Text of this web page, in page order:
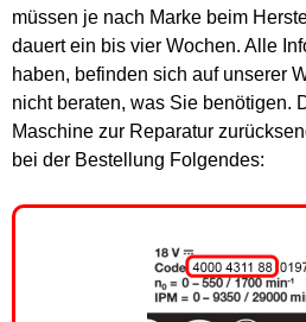
müssen je nach Marke beim
dauert ein bis vier Wochen. Alle
haben, befinden sich auf unserer
nicht beraten, was Sie benötigen.
Maschine zur Reparatur
bei der Bestellung Folgendes: